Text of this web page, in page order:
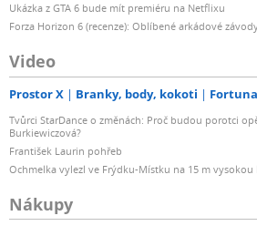
Ukázka z GTA 6 bude mít premiéru na Netflixu
Forza Horizon 6 (recenze): Oblíbené arkádové
Video
Prostor X Branky, body, kokoti
Tvůrci StarDance o změnách: Proč budou porotci
Burkiewiczová?
František Laurin pohřeb
Ochmelka vylezl ve Frýdku-Místku na 15 m vysokou
Nákupy